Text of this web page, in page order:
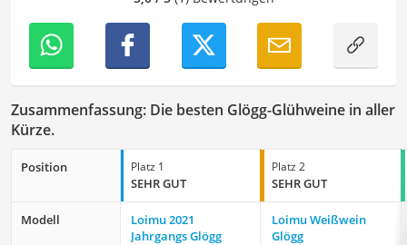
Zusammenfassung: Die besten Glögg-Glühweine in aller
Kürze.
Position Platz 1
SEHR GUT
Platz 2
SEHR GUT
Modell
Loimu 2021
Jahrgangs Glögg
Loimu Weißwein
Glögg